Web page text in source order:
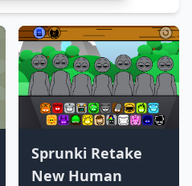
Sprunki Retake
New Human